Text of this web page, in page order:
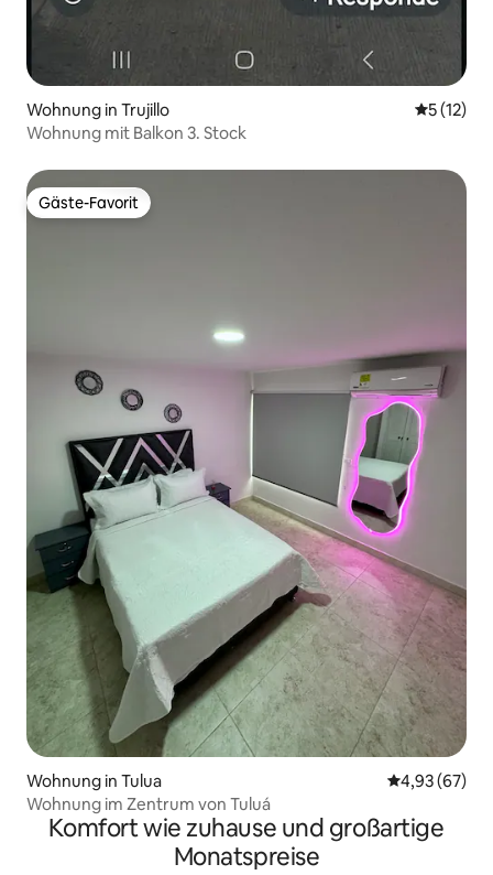
Wohnung in Trujillo
5 (12)
Wohnung mit Balkon 3. Stock
Gäste-Favorit
Gäste-Favorit
Wohnung in Tulua
4,93 (67)
Wohnung im Zentrum von Tuluá
Komfort wie zuhause und großartige
Monatspreise